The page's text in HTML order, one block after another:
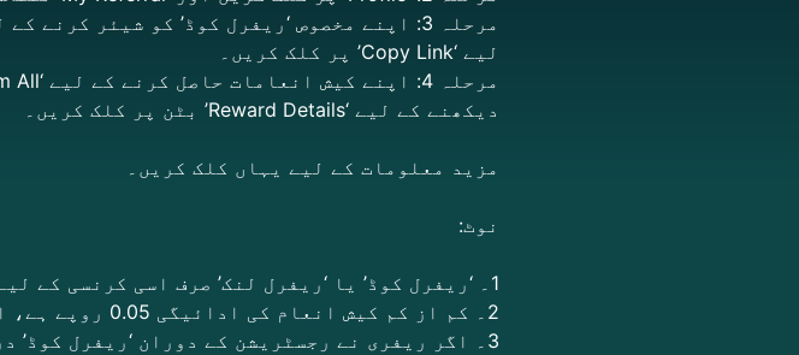
لیے ‘Copy Link’ پر کلک کریں۔
دیکھنے کے لیے ‘Reward Details’ بٹن پر کلک کریں۔
مزید معلومات کے لیے یہاں کلک کریں۔
نوٹ:
1۔ ‘ریفرل کوڈ’ یا ‘ریفرل لنک’ صرف اسی کرنسی کے لیے کارآمد ہوتا ہے۔
2۔ کم از کم کیش انعام کی ادائیگی 0.05 روپے ہے، اور زیادہ سے زیادہ ادائیگی کی کوئی حد نہیں ہے۔
3۔ اگر ریفری نے رجسٹریشن کے دوران ‘ریفرل